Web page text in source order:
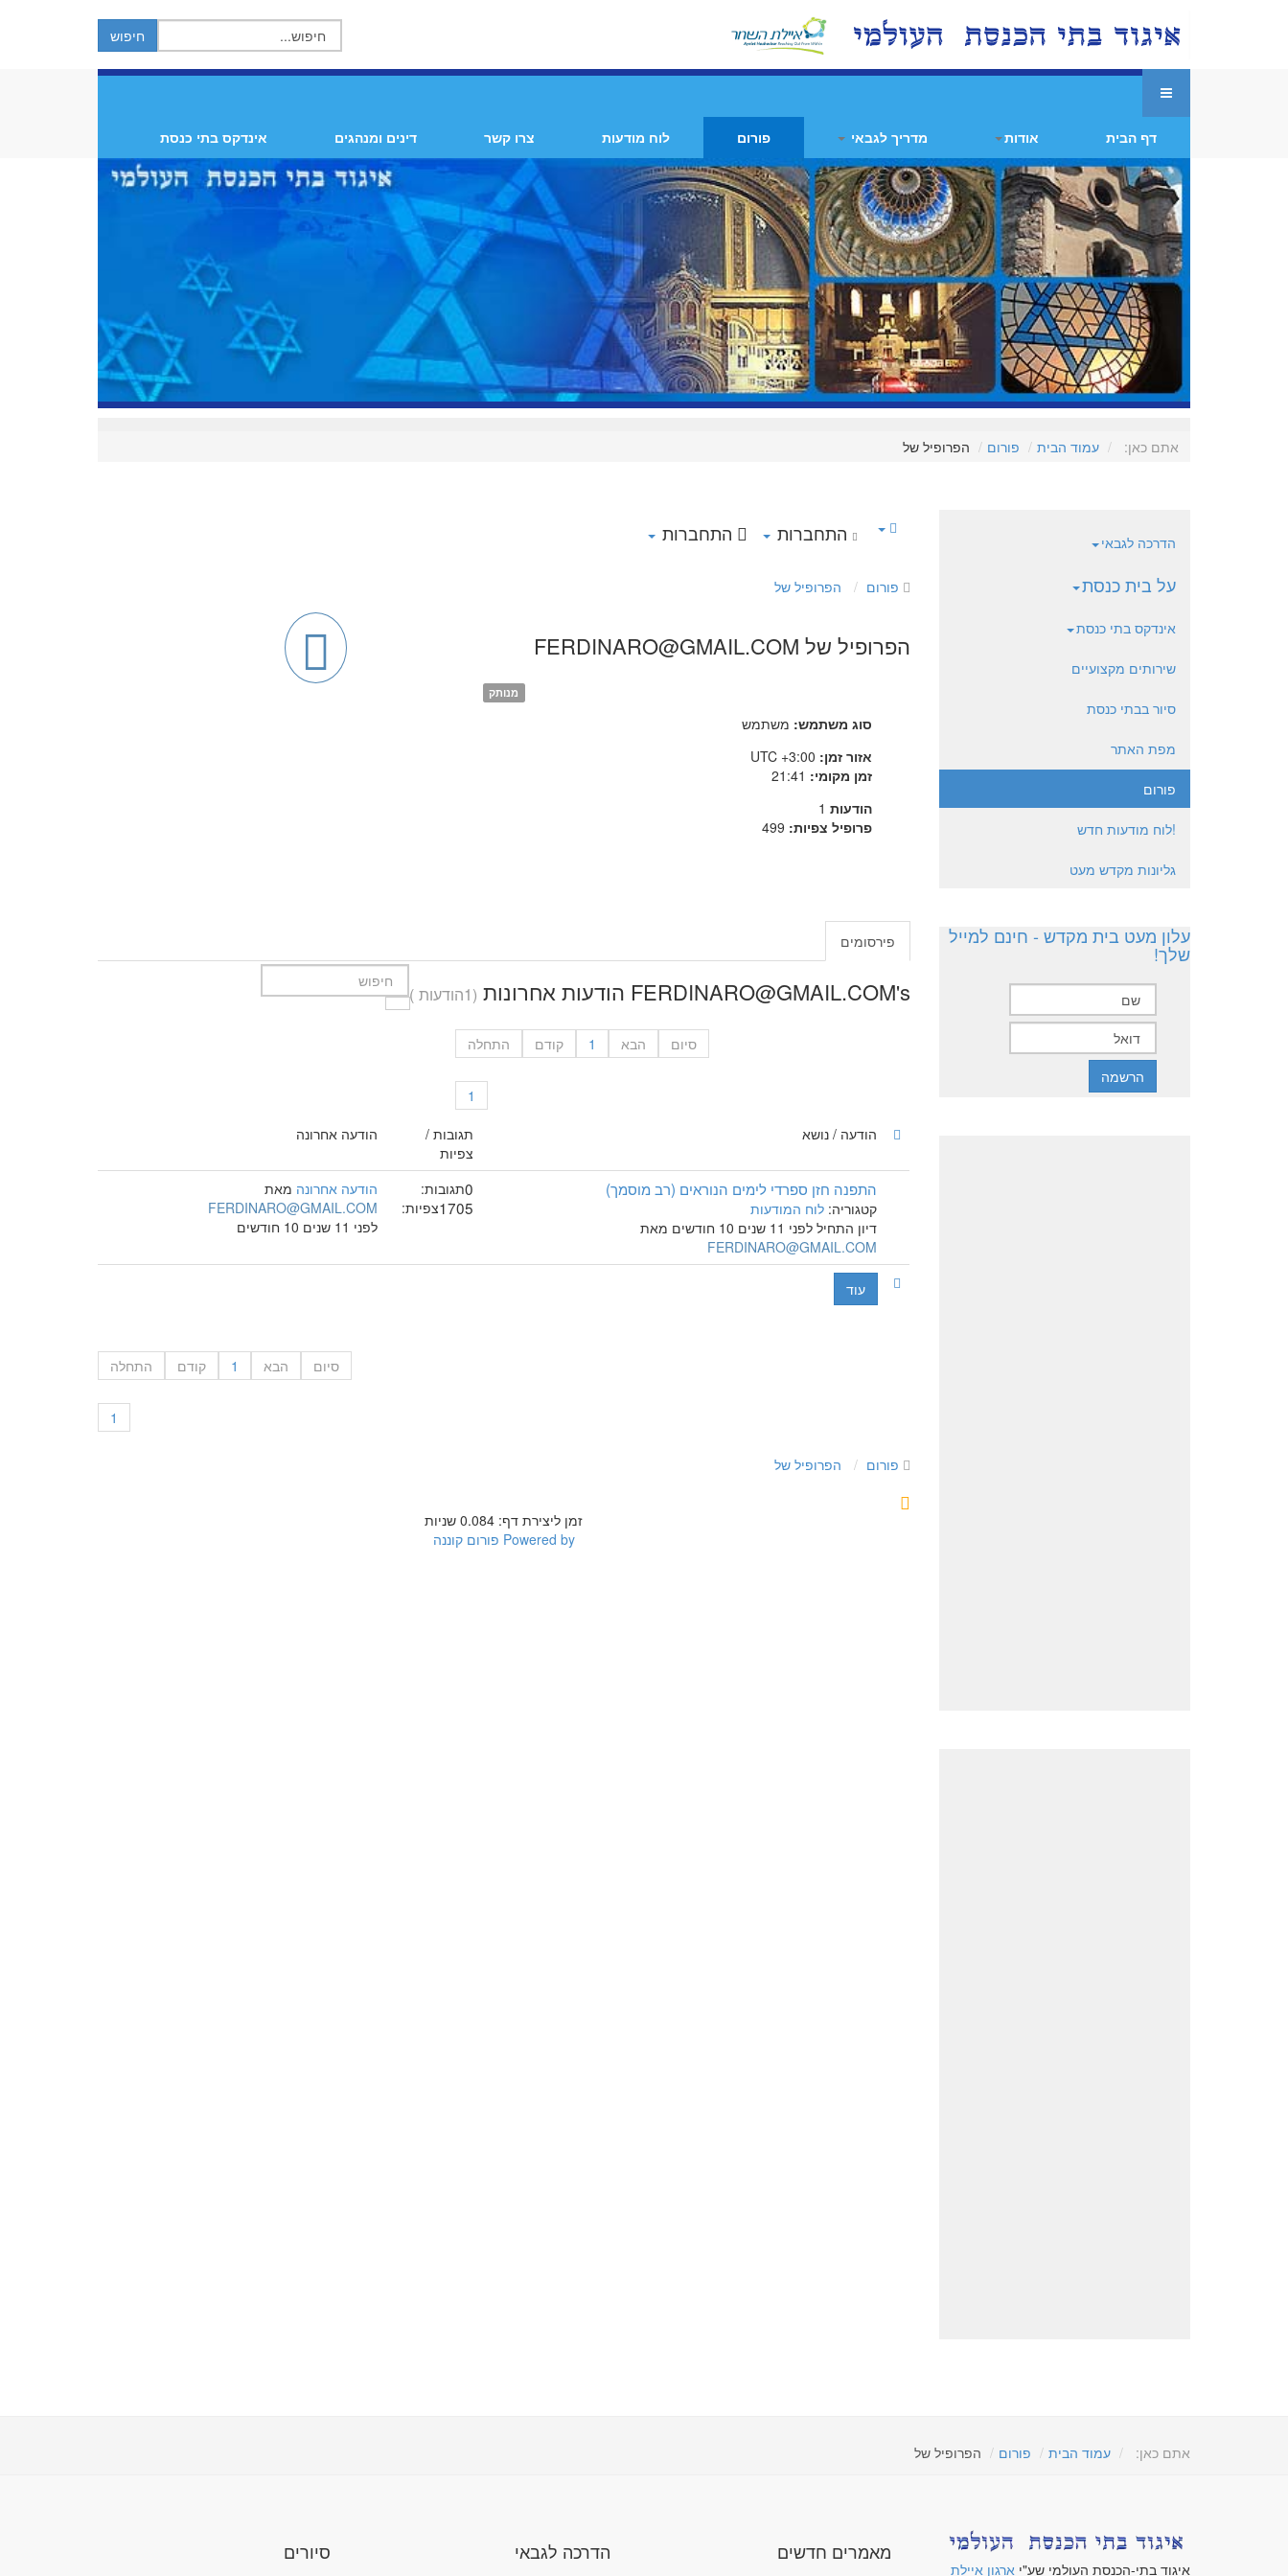
דף הבית אודות מדריך לגבאי פורום לוח מודעות צרו קשר דינים ומנהגים אינדקס בתי כנסת
אתם כאן: עמוד הבית פורום הפרופיל של
התחברות התחברות
פורום הפרופיל של
הפרופיל של FERDINARO@GMAIL.COM
מנותק
סוג משתמש: משתמש
אזור זמן: UTC +3:00
זמן מקומי: 21:41
הודעות 1
פרופיל צפיות: 499
פירסומים
FERDINARO@GMAIL.COM's הודעות אחרונות (1הודעות )
התחלה קודם 1 הבא סיום
1
הודעה / נושא
תגובות /
צפיות
הודעה אחרונה
עוד
התפנה חזן ספרדי לימים הנוראים (רב מוסמך)
קטגוריה: לוח המודעות
דיון התחיל לפני 11 שנים 10 חודשים מאת
FERDINARO@GMAIL.COM
תגובות:0
צפיות:1705
הודעה אחרונה מאת
FERDINARO@GMAIL.COM
לפני 11 שנים 10 חודשים
התחלה קודם 1 הבא סיום
1
פורום הפרופיל של
זמן ליצירת דף: 0.084 שניות
Powered by פורום קוננה
הדרכה לגבאי
על בית כנסת
אינדקס בתי כנסת
שירותים מקצועיים
סיור בבתי כנסת
מפת האתר
פורום
!לוח מודעות חדש
גליונות מקדש מעט
עלון מעט בית מקדש - חינם למייל
שלך!
אתם כאן: עמוד הבית פורום הפרופיל של
איגוד בתי-הכנסת העולמי שע"י ארגון איילת
מאמרים חדשים הדרכה לגבאי סיורים